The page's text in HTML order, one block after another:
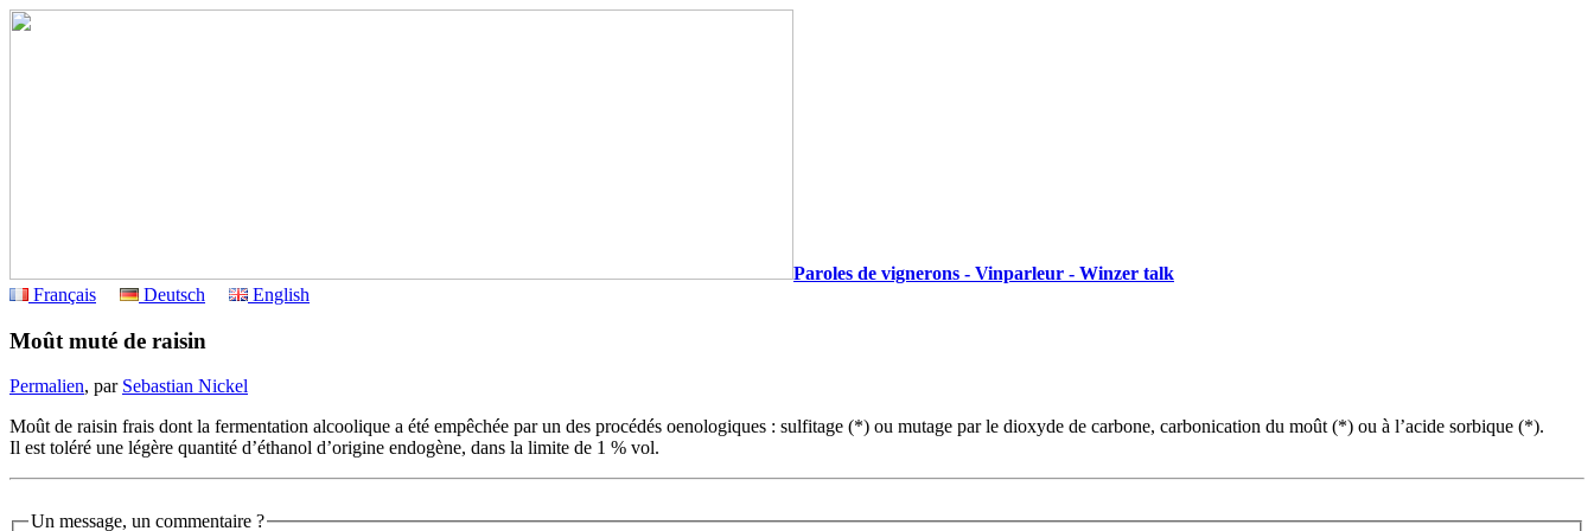
Paroles de vignerons - Vinparleur - Winzer talk
Français
Deutsch English
Moût muté de raisin
Permalien, par Sebastian Nickel
Moût de raisin frais dont la fermentation alcoolique a été empêchée par un des procédés oenologiques : sulfitage (*) ou mutage par le dioxyde de carbone, carbonication du moût (*) ou à l’acide sorbique (*).
Il est toléré une légère quantité d’éthanol d’origine endogène, dans la limite de 1 % vol.
Un message, un commentaire ?